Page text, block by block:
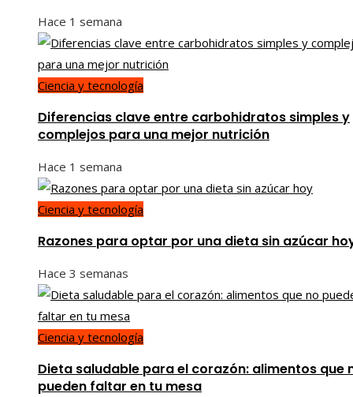
Hace 1 semana
Ciencia y tecnología
Diferencias clave entre carbohidratos simples y
complejos para una mejor nutrición
Hace 1 semana
Ciencia y tecnología
Razones para optar por una dieta sin azúcar
Hace 3 semanas
Ciencia y tecnología
Dieta saludable para el corazón: alimentos que
pueden faltar en tu mesa